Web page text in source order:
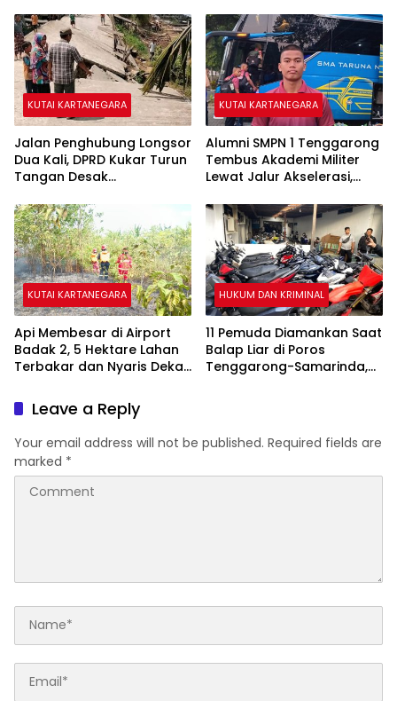
KUTAI KARTANEGARA
Jalan Penghubung Longsor
Dua Kali, DPRD Kukar Turun
Tangan Desak
KUTAI KARTANEGARA
Alumni SMPN 1 Tenggarong
Tembus Akademi Militer
Lewat Jalur Akselerasi,
KUTAI KARTANEGARA
Api Membesar di Airport
Badak 2, 5 Hektare Lahan
Terbakar dan Nyaris Dekati
HUKUM DAN KRIMINAL
11 Pemuda Diamankan Saat
Balap Liar di Poros
Tenggarong-Samarinda,
Leave a Reply
Your email address will not be published. Required fields are
marked *